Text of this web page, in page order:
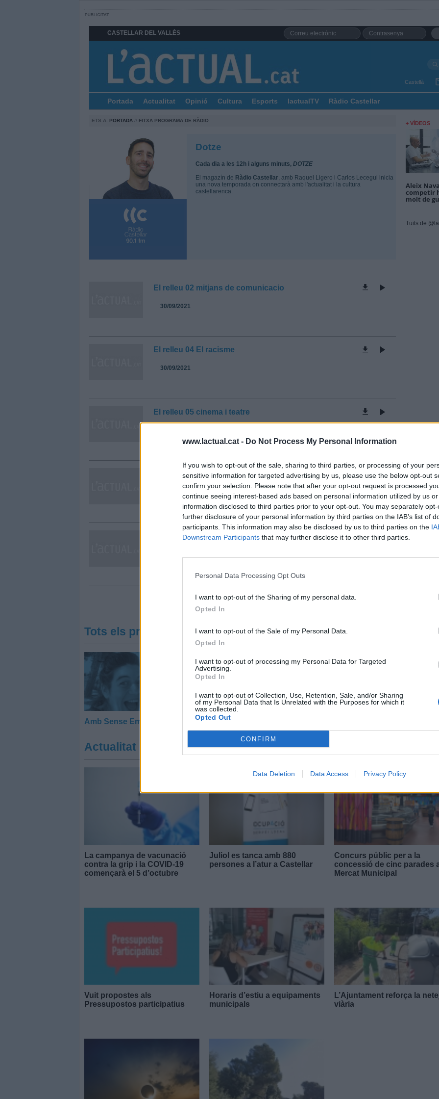
www.lactual.cat - Do Not Process My Personal Information
If you wish to opt-out of the sale, sharing to third parties, or processing of your
sensitive information for targeted advertising by us, please use the below opt-out
confirm your selection. Please note that after your opt-out request is processed
continue seeing interest-based ads based on personal information utilized by us
information disclosed to third parties prior to your opt-out. You may separately
further disclosure of your personal information by third parties on the IAB’s list of
participants. This information may also be disclosed by us to third parties on the
Downstream Participants that may further disclose it to other third parties.
Personal Data Processing Opt Outs
I want to opt-out of the Sharing of my personal data.
Opted In
I want to opt-out of the Sale of my Personal Data.
Opted In
I want to opt-out of processing my Personal Data for Targeted
Advertising.
Opted In
I want to opt-out of Collection, Use, Retention, Sale, and/or Sharing
of my Personal Data that Is Unrelated with the Purposes for which it
was collected.
Opted Out
CONFIRM
Data Deletion Data Access Privacy Policy
CASTELLAR DEL VALLÈS
Castellà
Portada Actualitat Opinió Cultura Esports lactualTV Ràdio Castellar
ETS A: PORTADA // FITXA PROGRAMA DE RÀDIO
Dotze
Cada dia a les 12h i alguns minuts,DOTZE
El magazín de Ràdio Castellar, amb Raquel Ligero i Carlos Lecegui inicia
una nova temporada on connectarà amb l'actualitat i la cultura
castellarenca.
El relleu 02 mitjans de comunicacio
30/09/2021
El relleu 04 El racisme
30/09/2021
El relleu 05 cinema i teatre
obre la llauna 02 esports eurocopa
El relleu 03 microracismes
1 2 Següent
+ VÍDEOS
Aleix
competir
molt de
Tuits de
Tots els programes
Amb Sense Embuts
Actualitat
La campanya de vacunació
contra la grip i la COVID-19
començarà el 5 d’octubre
Juliol es tanca amb 880
persones a l’atur a Castellar
Concurs públic per a la
concessió de cinc parades
Mercat Municipal
Vuit propostes als
Pressupostos participatius
Horaris d’estiu a equipaments
municipals
L’Ajuntament reforça la
viària